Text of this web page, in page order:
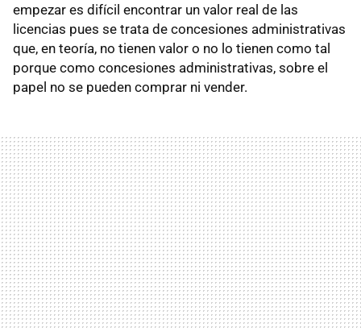
empezar es difícil encontrar un valor real de las
licencias pues se trata de concesiones administrativas
que, en teoría, no tienen valor o no lo tienen como tal
porque como concesiones administrativas, sobre el
papel no se pueden comprar ni vender.